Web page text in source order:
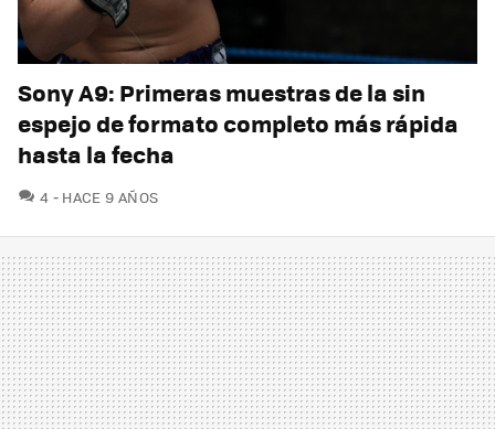
Sony A9: Primeras muestras de la sin
espejo de formato completo más rápida
hasta la fecha
4 COMENTARIOS
HACE 9 AÑOS